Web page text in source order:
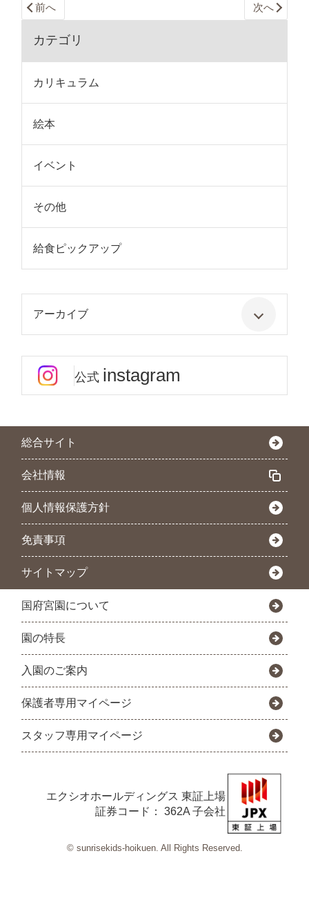
前へ 次へ
カテゴリ
カリキュラム
絵本
イベント
その他
給食ピックアップ
アーカイブ
公式 instagram
総合サイト
会社情報
個人情報保護方針
免責事項
サイトマップ
国府宮園について
園の特長
入園のご案内
保護者専用マイページ
スタッフ専用マイページ
エクシオホールディングス 東証上場
証券コード： 362A 子会社
© sunrisekids-hoikuen. All Rights Reserved.